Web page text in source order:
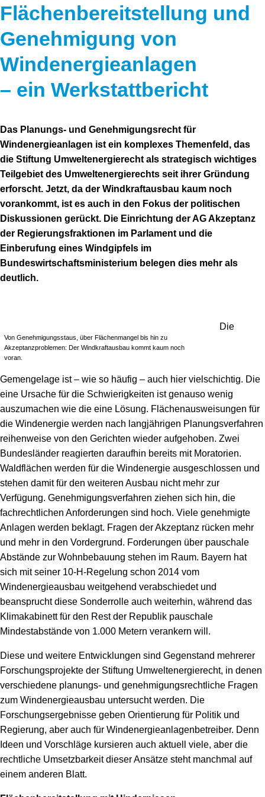
Flächenbereitstellung und
Genehmigung von
Windenergieanlagen
– ein Werkstattbericht
Das Planungs- und Genehmigungsrecht für
Windenergieanlagen ist ein komplexes Themenfeld, das
die Stiftung Umweltenergierecht als strategisch wichtiges
Teilgebiet des Umweltenergierechts seit ihrer Gründung
erforscht. Jetzt, da der Windkraftausbau kaum noch
vorankommt, ist es auch in den Fokus der politischen
Diskussionen gerückt. Die Einrichtung der AG Akzeptanz
der Regierungsfraktionen im Parlament und die
Einberufung eines Windgipfels im
Bundeswirtschaftsministerium belegen dies mehr als
deutlich.
Von Genehmigungsstaus, über Flächenmangel bis hin zu
Akzeptanzproblemen: Der Windkraftausbau kommt kaum noch
voran.
Die
Gemengelage ist – wie so häufig – auch hier vielschichtig. Die
eine Ursache für die Schwierigkeiten ist genauso wenig
auszumachen wie die eine Lösung. Flächenausweisungen für
die Windenergie werden nach langjährigen Planungsverfahren
reihenweise von den Gerichten wieder aufgehoben. Zwei
Bundesländer reagierten daraufhin bereits mit Moratorien.
Waldflächen werden für die Windenergie ausgeschlossen und
stehen damit für den weiteren Ausbau nicht mehr zur
Verfügung. Genehmigungsverfahren ziehen sich hin, die
fachrechtlichen Anforderungen sind hoch. Viele genehmigte
Anlagen werden beklagt. Fragen der Akzeptanz rücken mehr
und mehr in den Vordergrund. Forderungen über pauschale
Abstände zur Wohnbebauung stehen im Raum. Bayern hat
sich mit seiner 10-H-Regelung schon 2014 vom
Windenergieausbau weitgehend verabschiedet und
beansprucht diese Sonderrolle auch weiterhin, während das
Klimakabinett für den Rest der Republik pauschale
Mindestabstände von 1.000 Metern verankern will.
Diese und weitere Entwicklungen sind Gegenstand mehrerer
Forschungsprojekte der Stiftung Umweltenergierecht, in denen
verschiedene planungs- und genehmigungsrechtliche Fragen
zum Windenergieausbau untersucht werden. Die
Forschungsergebnisse geben Orientierung für Politik und
Regierung, aber auch für Windenergieanlagenbetreiber. Denn
Ideen und Vorschläge kursieren auch aktuell viele, aber die
rechtliche Umsetzbarkeit dieser Ansätze steht manchmal auf
einem anderen Blatt.